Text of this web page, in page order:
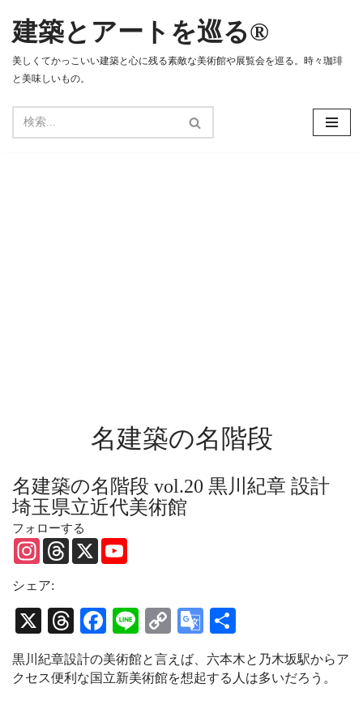
コ
ン
テ
建築とアートを巡る®
美しくてかっこいい建築と心に残る素敵な美術館や展覧会を巡る。時々珈琲
と美味しいもの。
名建築の名階段
名建築の名階段 vol.20 黒川紀章 設計
埼玉県立近代美術館
フォローする
I
t
g
a
T
d
X
b
e
C
a
n
n
シェア:
X
T
hr
ea
Fa
ce
bo
Li
ne
C
op
y
G
oo
gl
有
黒川紀章設計の美術館と言えば、六本木と乃木坂駅からア
クセス便利な国立新美術館を想起する人は多いだろう。